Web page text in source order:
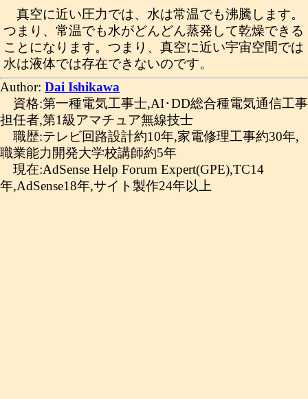
真空に近い圧力では、水は常温でも沸騰します。
つまり、常温でも水がどんどん蒸発して乾燥できる
ことになります。つまり、真空に近い宇宙空間では
水は液体では存在できないのです。
Author: Dai Ishikawa
資格:第一種電気工事士,AI･DD総合種電気通信工事
担任者,第1級アマチュア無線技士
職歴:テレビ回路設計約10年,家電修理工事約30年,
職業能力開発大学校講師約5年
現在:AdSense Help Forum Expert(GPE),TC14
年,AdSense18年,サイト製作24年以上